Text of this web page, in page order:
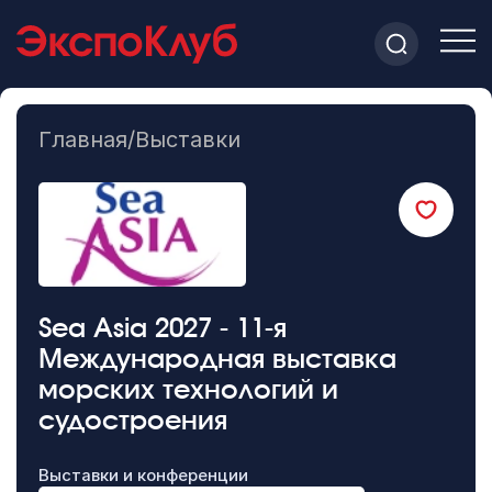
Главная/Выставки
Sea Asia 2027 - 11-я
Международная выставка
морских технологий и
судостроения
Выставки и конференции